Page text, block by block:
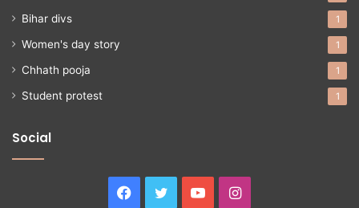
Bihar divs 1
Women's day story 1
Chhath pooja 1
Student protest 1
Social
Facebook
Twitter YouTubeInstagram